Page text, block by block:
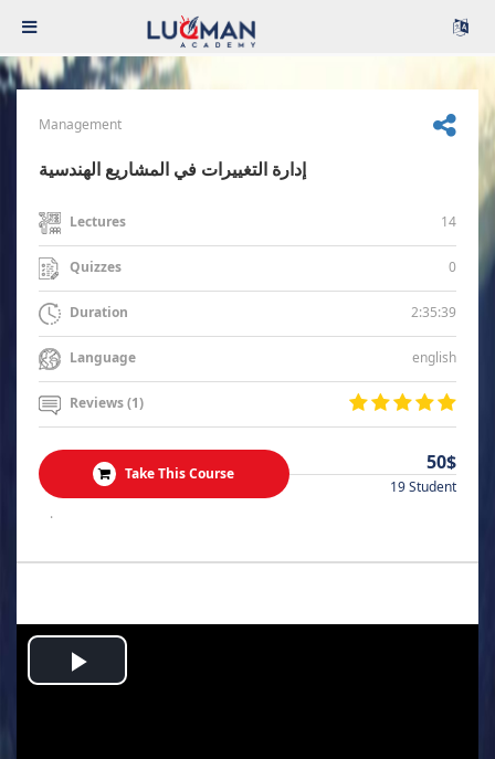
Management
إدارة التغييرات في المشاريع الهندسية
Lectures 14
Quizzes 0
Duration 2:35:39
Language english
Reviews (1)
Take This Course 50$
19 Student
.
Play